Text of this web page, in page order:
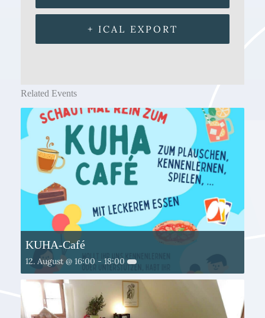
+ ICAL EXPORT
Related Events
KUHA-Café
12. August @ 16:00 - 18:00